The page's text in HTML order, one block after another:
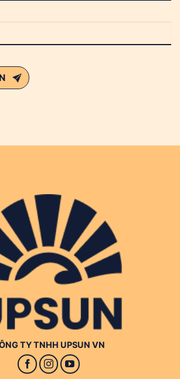
TY TNHH UPSUN VN